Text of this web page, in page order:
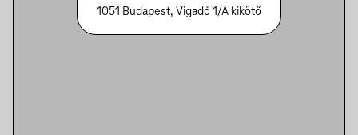
1051 Budapest, Vigadó 1/A kikötő